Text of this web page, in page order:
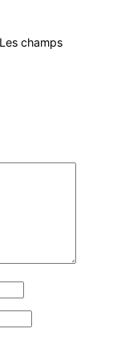
Les champs